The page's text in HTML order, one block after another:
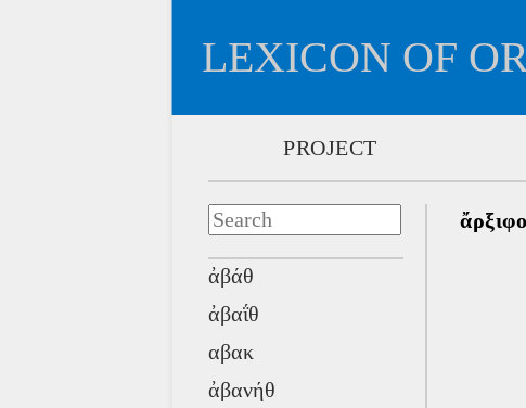
LEXICON OF
PROJECT
ἀβάθ
ἀβαΐθ
αβακ
ἀβανήθ